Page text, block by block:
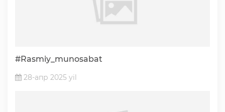
#Rasmiy_munosabat
28-апр 2025 yil